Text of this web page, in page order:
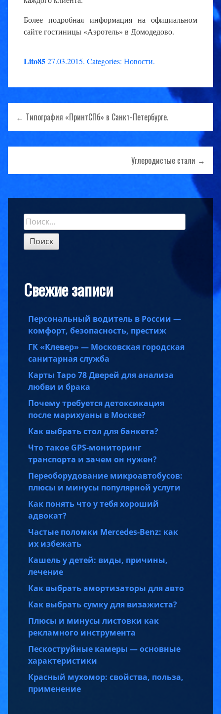
Более подробная информация на официальном
сайте гостиницы «Аэротель» в Домодедово.
Lito8527.03.2015. Categories: Новости.
Навигация
по
записям
← Типография «ПринтСПб» в Санкт-Петербурге.
Углеродистые стали →
Sidebar
Найти:
Свежие записи
Персональный водитель в России —
комфорт, безопасность, престиж
ГК «Клевер» — Московская городская
санитарная служба
Карты Таро 78 Дверей для анализа
любви и брака
Почему требуется детоксикация
после марихуаны в Москве?
Как выбрать стол для банкета?
Что такое GPS-мониторинг
транспорта и зачем он нужен?
Переоборудование микроавтобусов:
плюсы и минусы популярной услуги
Как понять что у тебя хороший
адвокат?
Частые поломки Mercedes-Benz: как
их избежать
Кашель у детей: виды, причины,
лечение
Как выбрать амортизаторы для авто
Как выбрать сумку для визажиста?
Плюсы и минусы листовки как
рекламного инструмента
Пескоструйные камеры — основные
характеристики
Красный мухомор: свойства, польза,
применение